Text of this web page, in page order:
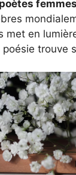
poètes femmes
met en
trouve